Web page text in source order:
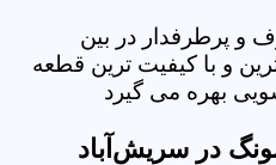
و پرطرفدار در بین
و با کیفیت ترین قطعه
بهره می گیرد
در سریش‌آباد